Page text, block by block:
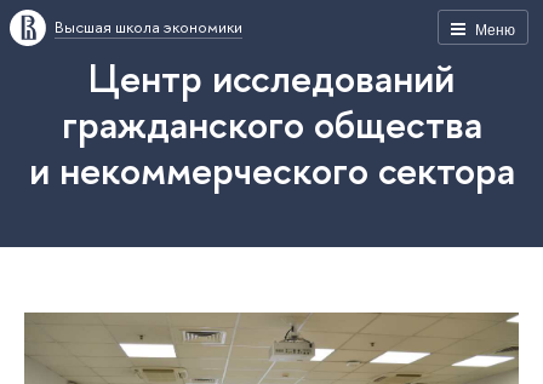
Меню
Высшая школа экономики
Центр исследований
гражданского общества
и некоммерческого сектора